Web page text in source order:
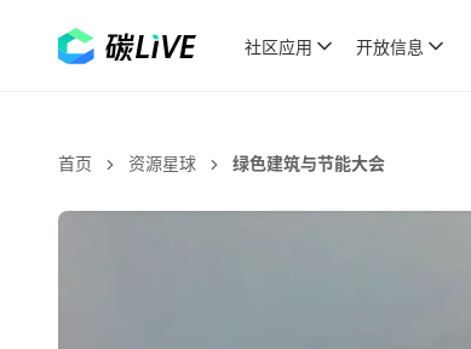
社区应用 开放信息
首页 资源星球 绿色建筑与节能大会